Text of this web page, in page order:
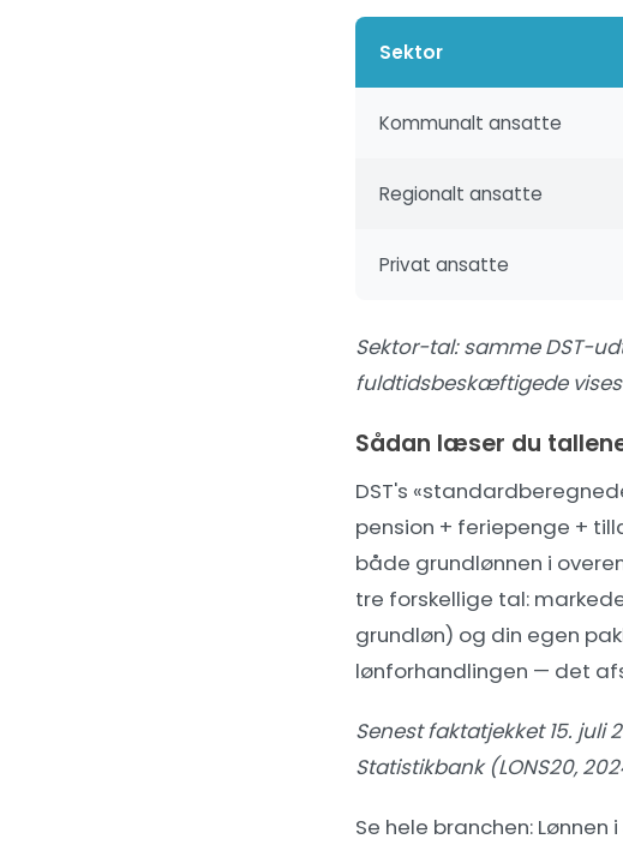
Sektor
Kommunalt ansatte
Regionalt ansatte
Privat ansatte
Sektor-tal:samme DST-
fuldtidsbeskæftigede vises
Sådan læser du
DST's
pension + feriepenge +
både grundlønnen i
tre forskellige tal:
grundløn) og din egen
lønforhandlingen — det
Senest faktatjekket 15. juli
Statistikbank (LONS20,
Se hele branchen: Lønnen